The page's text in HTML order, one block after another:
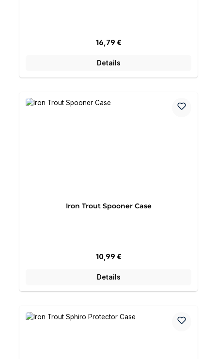
Regulärer Preis:
16,79 €
Details
Iron Trout Spooner Case
Regulärer Preis:
10,99 €
Details